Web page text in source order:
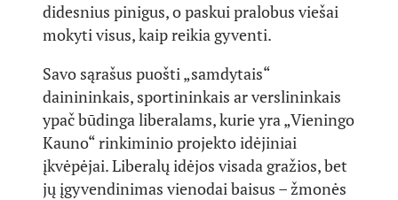
didesnius pinigus, o paskui pralobus viešai
mokyti visus, kaip reikia gyventi.
Savo sąrašus puošti „samdytais“
dainininkais, sportininkais ar verslininkais
ypač būdinga liberalams, kurie yra „Vieningo
Kauno“ rinkiminio projekto idėjiniai
įkvėpėjai. Liberalų idėjos visada gražios, bet
jų įgyvendinimas vienodai baisus – žmonės